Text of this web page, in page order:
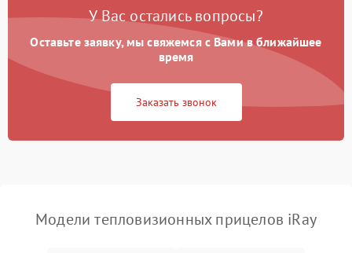
Поломка системы GPS 2000 ₽ Подробнее →
Повреждение системы
защиты от перегрузок
1500 ₽
автоматического
1500 ₽ Подробнее →
У Вас остались вопросы?
Оставьте заявку, мы свяжемся с Вами в ближайшее
время
Заказать звонок
Модели тепловизионных прицелов iRay